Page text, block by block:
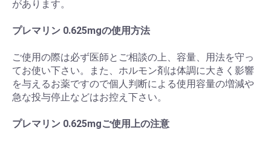
があります。
プレマリン 0.625mgの使用方法
ご使用の際は必ず医師とご相談の上、容量、用法を守っ
てお使い下さい。また、ホルモン剤は体調に大きく影響
を与えるお薬ですので個人判断による使用容量の増減や
急な投与停止などはお控え下さい。
プレマリン 0.625mgご使用上の注意